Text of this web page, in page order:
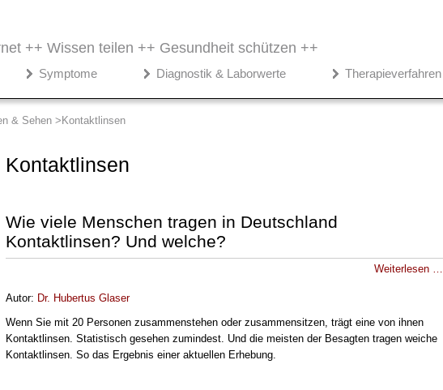
++ Wissen teilen ++ Gesundheit schützen ++
Symptome Diagnostik & Laborwerte Therapieverfahren
& Sehen Kontaktlinsen
Kontaktlinsen
Wie viele Menschen tragen in Deutschland
Kontaktlinsen? Und welche?
Weiterlesen …
Autor: Dr. Hubertus Glaser
Wenn Sie mit 20 Personen zusammenstehen oder zusammensitzen, trägt eine von ihnen
Kontaktlinsen. Statistisch gesehen zumindest. Und die meisten der Besagten tragen weiche
Kontaktlinsen. So das Ergebnis einer aktuellen Erhebung.